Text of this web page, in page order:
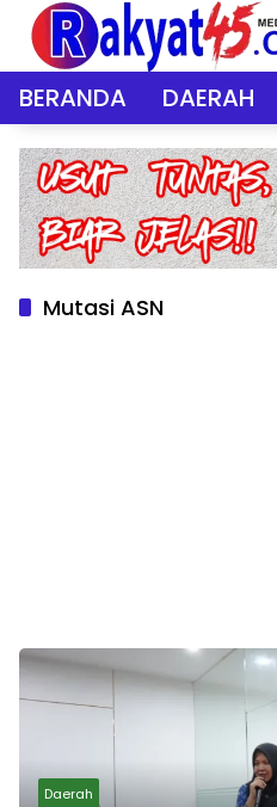
Langsung
konten
BERANDA DAERAH
Mutasi ASN
Daerah